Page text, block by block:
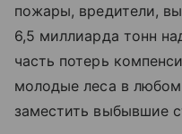
пожары, вредители,
6,5 миллиарда тонн
часть потерь
молодые леса в любом
заместить выбывшие